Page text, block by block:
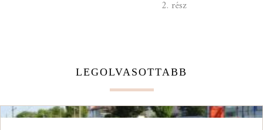
2. rész
LEGOLVASOTTABB